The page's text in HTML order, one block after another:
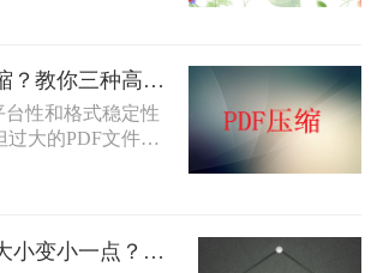
PDF压缩方法。
pdf太大怎样压缩？教你三种高效方法！
台性和格式稳定性
大的PDF文件不
会影响传输速度
决pdf太大怎样压
怎么把pdf文件大小变小一点？四种方法对比，一看就懂！